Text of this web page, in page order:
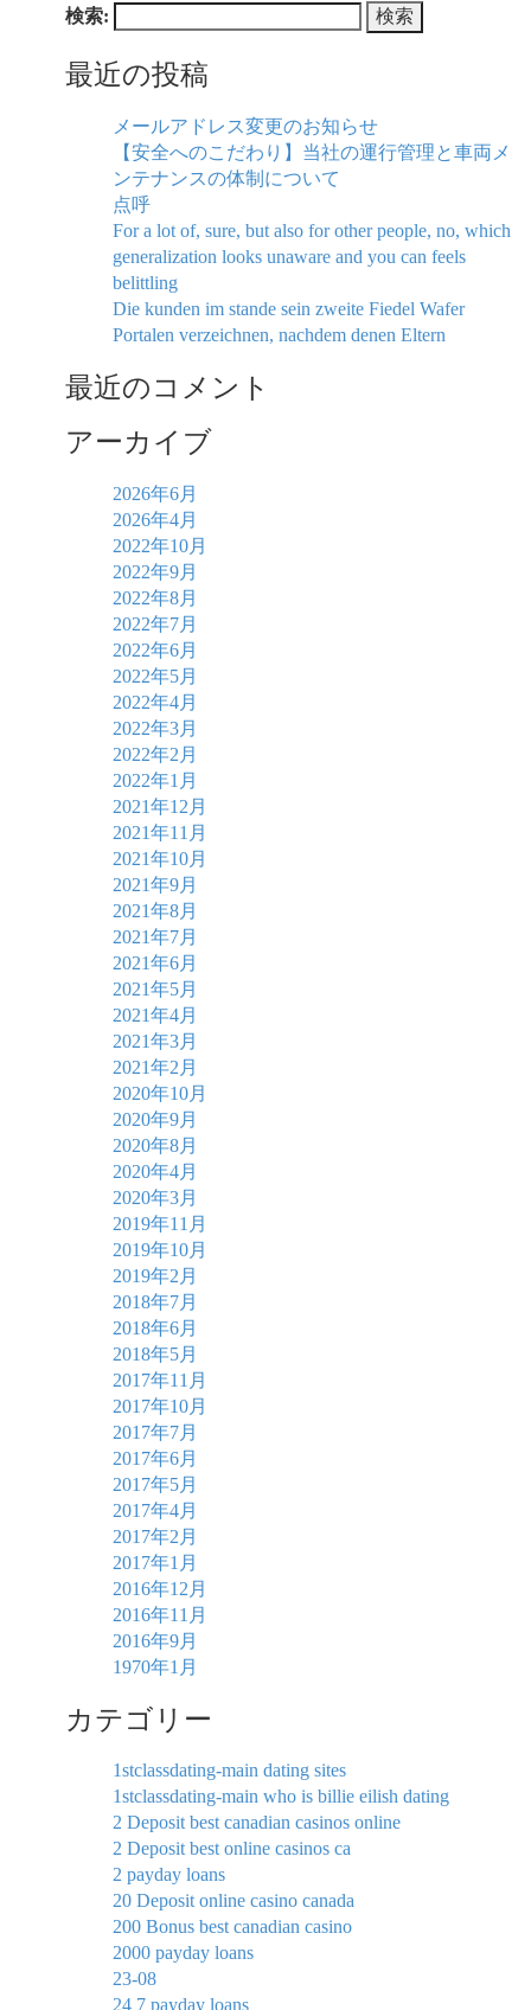
検索:
最近の投稿
メールアドレス変更のお知らせ
【安全へのこだわり】当社の運行管理と車両メ
ンテナンスの体制について
点呼
For a lot of, sure, but also for other people, no, which
generalization looks unaware and you can feels
belittling
Die kunden im stande sein zweite Fiedel Wafer
Portalen verzeichnen, nachdem denen Eltern
最近のコメント
アーカイブ
2026年6月
2026年4月
2022年10月
2022年9月
2022年8月
2022年7月
2022年6月
2022年5月
2022年4月
2022年3月
2022年2月
2022年1月
2021年12月
2021年11月
2021年10月
2021年9月
2021年8月
2021年7月
2021年6月
2021年5月
2021年4月
2021年3月
2021年2月
2020年10月
2020年9月
2020年8月
2020年4月
2020年3月
2019年11月
2019年10月
2019年2月
2018年7月
2018年6月
2018年5月
2017年11月
2017年10月
2017年7月
2017年6月
2017年5月
2017年4月
2017年2月
2017年1月
2016年12月
2016年11月
2016年9月
1970年1月
カテゴリー
1stclassdating-main dating sites
1stclassdating-main who is billie eilish dating
2 Deposit best canadian casinos online
2 Deposit best online casinos ca
2 payday loans
20 Deposit online casino canada
200 Bonus best canadian casino
2000 payday loans
23-08
24 7 payday loans